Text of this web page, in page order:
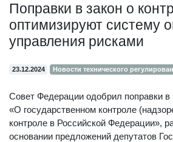
Поправки в закон о
оптимизируют систему
управления рисками
23.12.2024 Новости технического
Совет Федерации одобрил поправки
«О государственном контроле
контроле в Российской Федерации»,
основании предложений депутатов